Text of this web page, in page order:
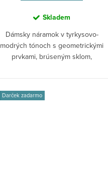
Skladem
Dámsky náramok v tyrkysovo-
modrých tónoch s geometrickými
prvkami, brúseným sklom,
Darček zadarmo